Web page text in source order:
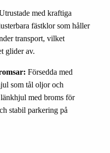
med kraftiga
fästklor som håller
transport, vilket
glider av.
Försedda med
som tål oljor och
med broms för
stabil parkering på